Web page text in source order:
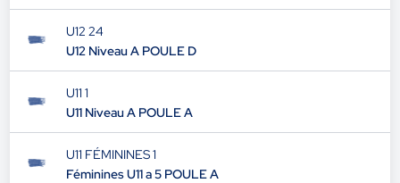
U12 24
U12 Niveau A POULE D
U11 1
U11 Niveau A POULE A
U11 FÉMININES 1
Féminines U11 a 5 POULE A